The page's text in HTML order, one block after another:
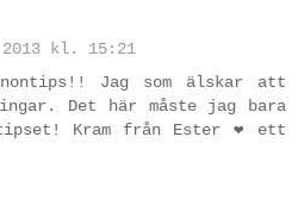
2013 kl. 15:21
Jag som älskar att
Det här måste jag bara
Kram från Ester ❤ ett